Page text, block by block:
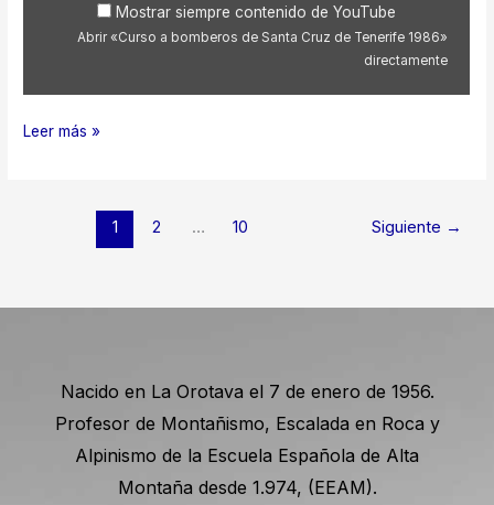
YouTube
Mostrar siempre contenido de YouTube
Abrir «Curso a bomberos de Santa Cruz de Tenerife 1986»
directamente
Curso
Leer más »
1 2 … 10 Siguiente →
Nacido en La Orotava el 7 de enero de 1956.
Profesor de Montañismo, Escalada en Roca y
Alpinismo de la Escuela Española de Alta
Montaña desde 1.974, (EEAM).